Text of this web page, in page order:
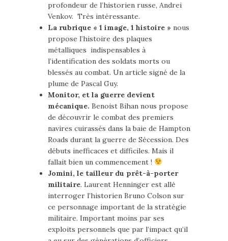
profondeur de l’historien russe, Andrei
Venkov. Très intéressante.
La rubrique « 1 image, 1 histoire » nous
propose l’histoire des plaques
métalliques indispensables à
l’identification des soldats morts ou
blessés au combat. Un article signé de la
plume de Pascal Guy.
Monitor, et la guerre devient
mécanique. Benoist Bihan nous propose
de découvrir le combat des premiers
navires cuirassés dans la baie de Hampton
Roads durant la guerre de Sécession. Des
débuts inefficaces et difficiles. Mais il
fallait bien un commencement !
Jomini, le tailleur du prêt-à-porter
militaire. Laurent Henninger est allé
interroger l’historien Bruno Colson sur
ce personnage important de la stratégie
militaire. Important moins par ses
exploits personnels que par l’impact qu’il